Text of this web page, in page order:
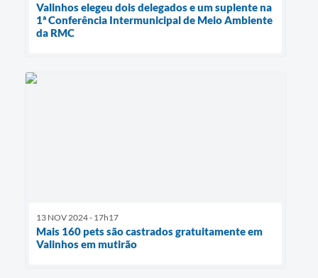
Valinhos elegeu dois delegados e um suplente na
1ª Conferência Intermunicipal de Meio Ambiente
da RMC
13 NOV 2024 - 17h17
Mais 160 pets são castrados gratuitamente em
Valinhos em mutirão